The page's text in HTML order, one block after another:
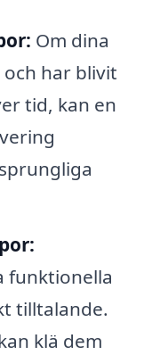
Om dina
har blivit
tid, kan en
funktionella
tilltalande.
klä dem